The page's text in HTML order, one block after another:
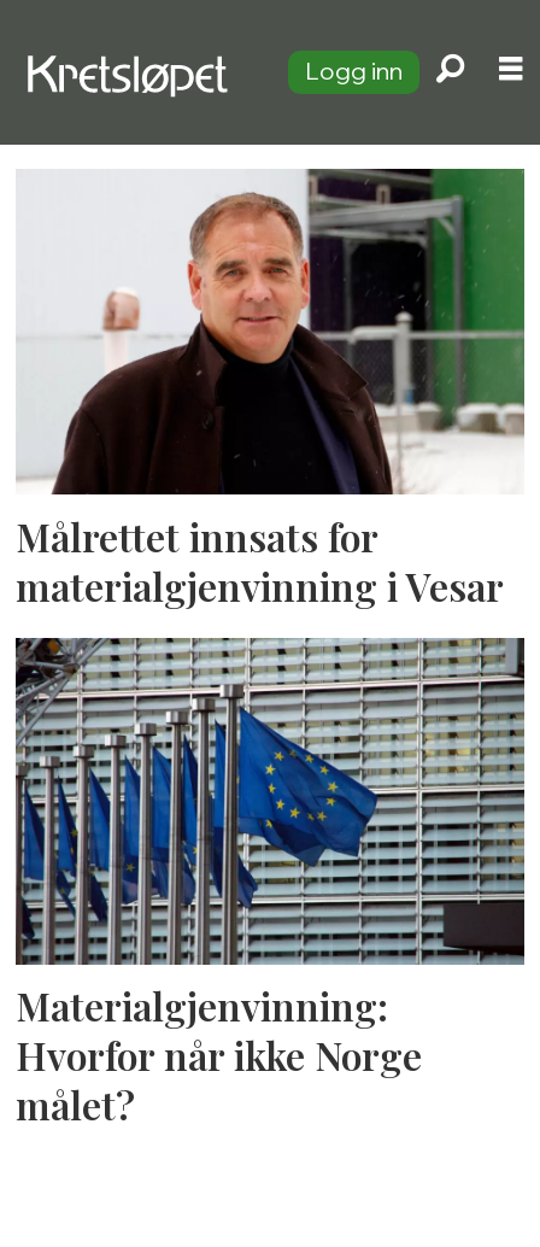
Logg inn
Tag:
Målrettet innsats for
materialgjenvinning i Vesar
Materialgjenvinning:
Hvorfor når ikke Norge
målet?